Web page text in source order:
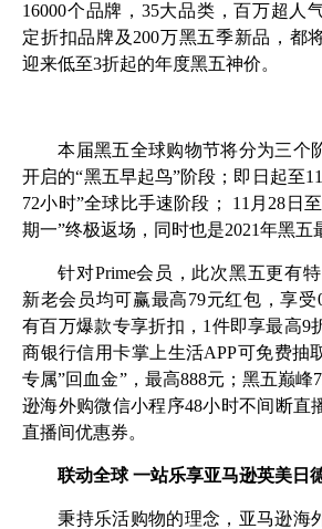
16000个品牌，35大品类，百万超人
定折扣品牌及200万黑五季新品，都
迎来低至3折起的年度黑五神价。
本届黑五全球购物节将分为三个
开启的“黑五早起鸟”阶段；即日起至
72小时”全球比手速阶段； 11月28日
期一”终极返场，同时也是2021年黑五
针对Prime会员，此次黑五更有
新老会员均可赢最高79元红包，享
有百万爆款专享折扣，1件即享最高9
商银行信用卡掌上生活APP可免费抽
专属”回血金”，最高888元；黑五巅峰
逊海外购微信小程序48小时不间断直
直播间优惠券。
联动全球 一站乐享亚马逊英美日
秉持乐活购物的理念，亚马逊海